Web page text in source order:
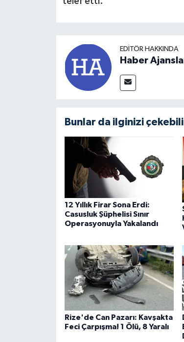
EDITÖR HAKKINDA
Haber
Bunlar da ilginizi
12 Yıllık Firar Sona Erdi:
Casusluk Şüphelisi Sınır
Operasyonuyla Yakalandı
Rize'de Can Pazarı: Kavşakta
Feci Çarpışma! 1 Ölü, 8 Yaralı